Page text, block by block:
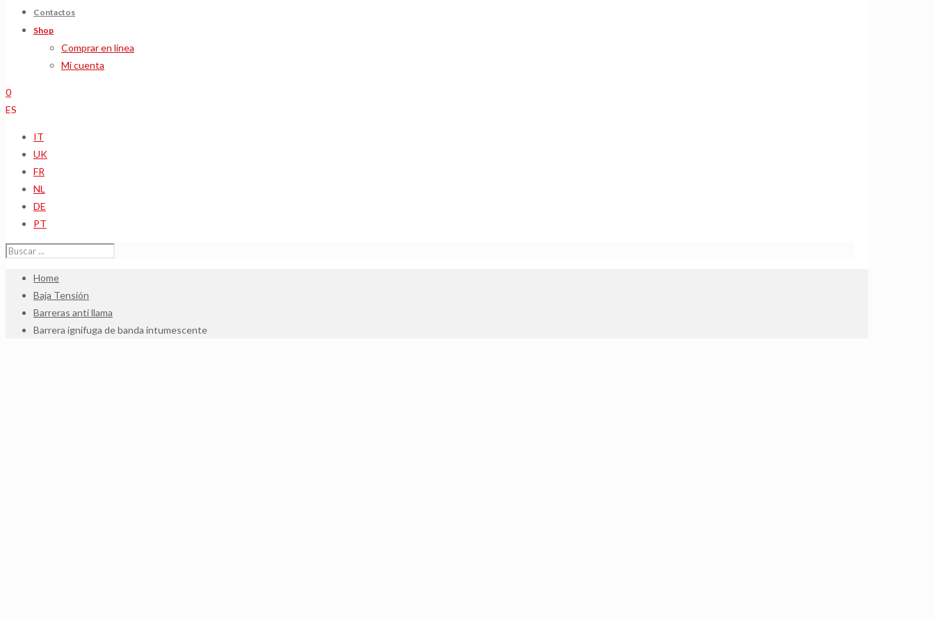
Contactos
Shop
Comprar en linea
Mi cuenta
0
ES
IT
UK
FR
NL
DE
PT
Home
Baja Tensión
Barreras anti llama
Barrera ignífuga de banda intumescente